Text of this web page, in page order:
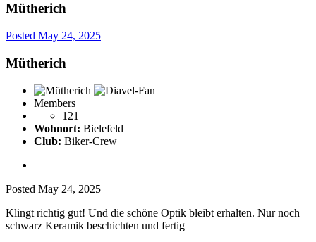
Mütherich
Posted May 24, 2025
Mütherich
Members
121
Wohnort: Bielefeld
Club: Biker-Crew
Posted May 24, 2025
Klingt richtig gut! Und die schöne Optik bleibt erhalten. Nur noch
schwarz Keramik beschichten und fertig